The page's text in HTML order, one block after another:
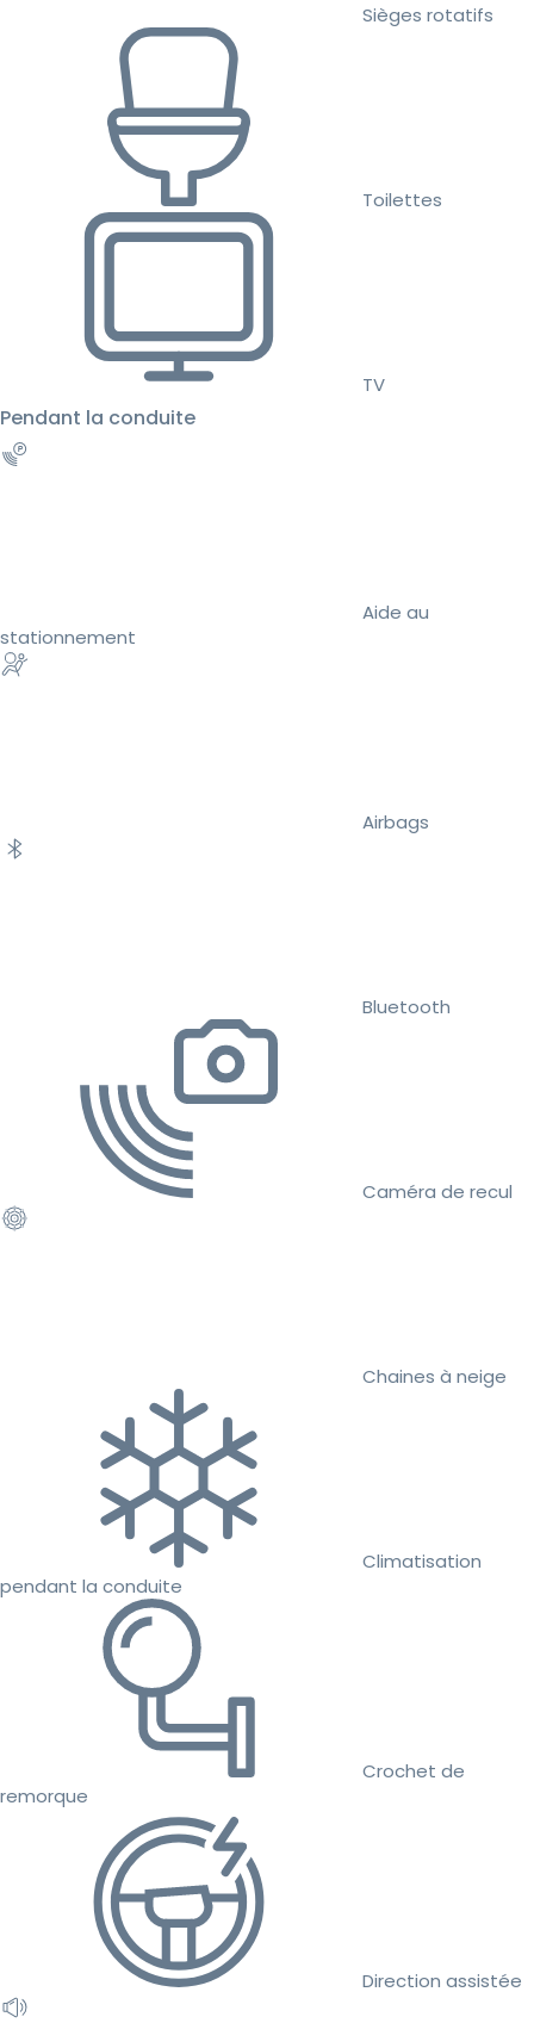
Sièges rotatifs
Toilettes
TV
Pendant la conduite
Aide au
stationnement
Airbags
Bluetooth
Caméra de recul
Chaines à neige
Climatisation
pendant la conduite
Crochet de
remorque
Direction assistée